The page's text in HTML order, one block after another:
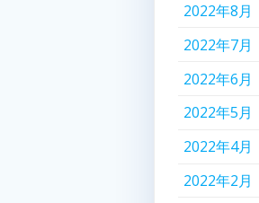
2022年8月
2022年7月
2022年6月
2022年5月
2022年4月
2022年2月